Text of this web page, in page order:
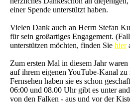
einer Spende unterstützt haben.
Vielen Dank auch an Herrn Stefan
für sein großartiges Engagement.
unterstützen möchten, finden Sie hier
Zum ersten Mal in diesem Jahr
auf ihrem eigenen YouTube-Kanal zu
Fernsehen haben sie es schon
06:00 und 08.00 Uhr gibt es unter
von den Falken - aus und vor der